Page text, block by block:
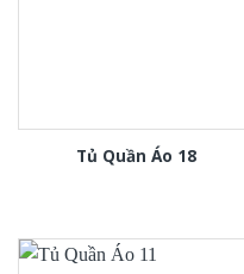
Tủ Quần Áo 18